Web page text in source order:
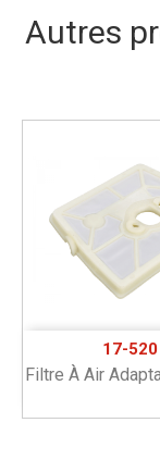
Autres
17-520
Filtre À Air